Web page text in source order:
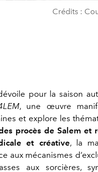
Crédits :
pour la saison
, une œuvre
et explore les
procès de Salem et
et créative, la
aux mécanismes
aux sorcières,